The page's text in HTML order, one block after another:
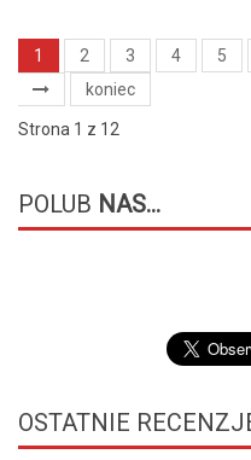
1 2 3 4 5
koniec
Strona 1 z 12
POLUB NAS...
OSTATNIE